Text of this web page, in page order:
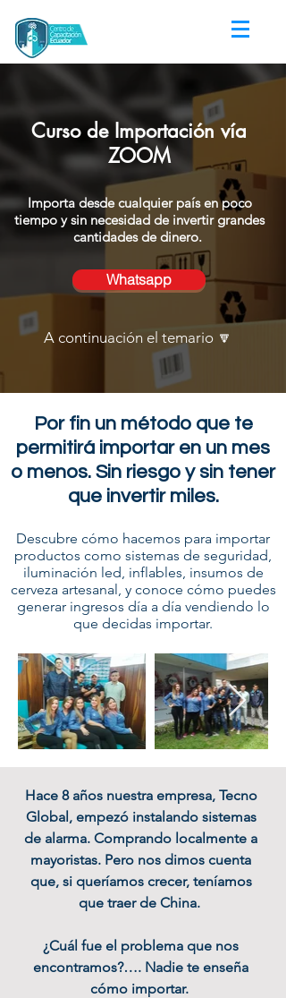
Curso de Importación vía
ZOOM
Importa desde cualquier país en poco
tiempo y sin necesidad de invertir grandes
cantidades de dinero.
Whatsapp
A continuación el temario 🔽
Hace 8 años nuestra empresa, Tecno
Global, empezó instalando sistemas
de alarma. Comprando localmente a
mayoristas. Pero nos dimos cuenta
que, si queríamos crecer, teníamos
que traer de China.
¿Cuál fue el problema que nos
encontramos?…. Nadie te enseña
cómo importar.
Por fin un método que te
permitirá importar en un mes
o menos. Sin riesgo y sin tener
que invertir miles.
Descubre cómo hacemos para importar
productos como sistemas de seguridad,
iluminación led, inflables, insumos de
cerveza artesanal, y conoce cómo puedes
generar ingresos día a día vendiendo lo
que decidas importar.